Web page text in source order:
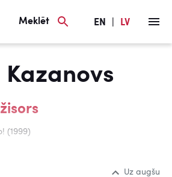
Meklēt EN LV
(1999)
Uz augšu